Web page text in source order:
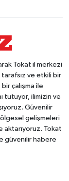
Tokat il merkezi
ve etkili bir
çalışma ile
tutuyor, ilimizin ve
Güvenilir
gelişmeleri
aktarıyoruz. Tokat
güvenilir habere